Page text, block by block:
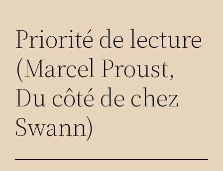
Priorité de lecture
(Marcel Proust,
Du côté de chez
Swann)